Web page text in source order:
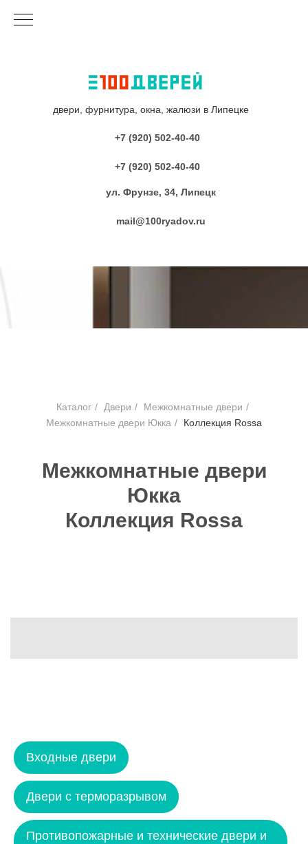
двери, фурнитура, окна, жалюзи в Липецке
+7 (920) 502-40-40
+7 (920) 502-40-40
ул. Фрунзе, 34, Липецк
mail@100ryadov.ru
Каталог / Двери / Межкомнатные двери /
Межкомнатные двери Юкка / Коллекция Rossa
Межкомнатные двери
Юкка
Коллекция Rossa
Входные двери
Двери с терморазрывом
Противопожарные и технические двери и